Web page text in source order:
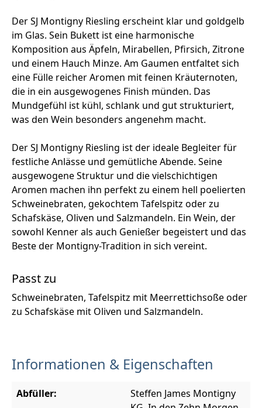
Der SJ Montigny Riesling erscheint klar und goldgelb
im Glas. Sein Bukett ist eine harmonische
Komposition aus Äpfeln, Mirabellen, Pfirsich, Zitrone
und einem Hauch Minze. Am Gaumen entfaltet sich
eine Fülle reicher Aromen mit feinen Kräuternoten,
die in ein ausgewogenes Finish münden. Das
Mundgefühl ist kühl, schlank und gut strukturiert,
was den Wein besonders angenehm macht.
Der SJ Montigny Riesling ist der ideale Begleiter für
festliche Anlässe und gemütliche Abende. Seine
ausgewogene Struktur und die vielschichtigen
Aromen machen ihn perfekt zu einem hell poelierten
Schweinebraten, gekochtem Tafelspitz oder zu
Schafskäse, Oliven und Salzmandeln. Ein Wein, der
sowohl Kenner als auch Genießer begeistert und das
Beste der Montigny-Tradition in sich vereint.
Passt zu
Schweinebraten, Tafelspitz mit Meerrettichsoße oder
zu Schafskäse mit Oliven und Salzmandeln.
Informationen & Eigenschaften
Abfüller:
Steffen James Montigny